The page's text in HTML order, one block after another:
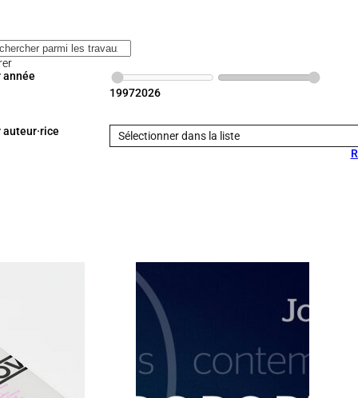
année
19972026
auteur·rice
Sélectionner dans la liste